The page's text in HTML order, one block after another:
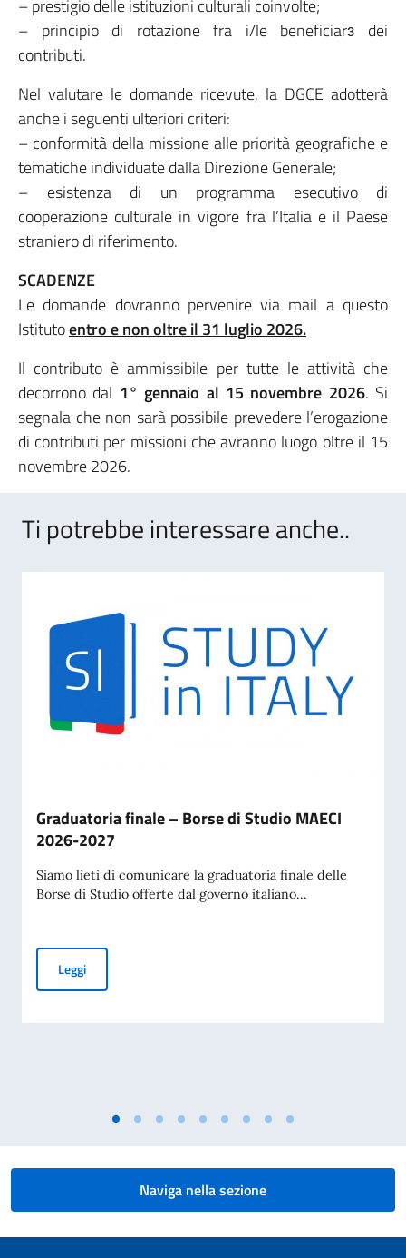
– prestigio delle istituzioni culturali coinvolte;
– principio di rotazione fra i/le beneficiarɜ dei
contributi.
Nel valutare le domande ricevute, la DGCE adotterà
anche i seguenti ulteriori criteri:
– conformità della missione alle priorità geografiche e
tematiche individuate dalla Direzione Generale;
– esistenza di un programma esecutivo di
cooperazione culturale in vigore fra l’Italia e il Paese
straniero di riferimento.
SCADENZE
Le domande dovranno pervenire via mail a questo
Istitutoentro e non oltre il 31 luglio 2026.
Il contributo è ammissibile per tutte le attività che
decorrono dal 1° gennaio al 15 novembre 2026. Si
segnala che non sarà possibile prevedere l’erogazione
di contributi per missioni che avranno luogo oltre il 15
novembre 2026.
Ti potrebbe interessare anche..
Graduatoria finale – Borse di Studio MAECI
2026-2027
Siamo lieti di comunicare la graduatoria finale delle
Borse di Studio offerte dal governo italiano...
LeggiGraduatoria finale – Borse di Studio MAECI 2026-2027
Naviga nella sezione